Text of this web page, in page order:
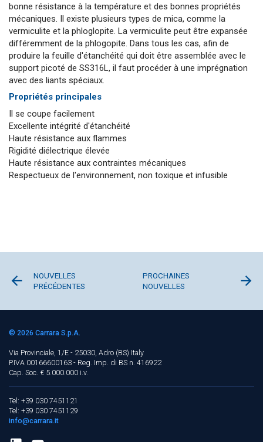
bonne résistance à la température et des bonnes propriétés
mécaniques. Il existe plusieurs types de mica, comme la
vermiculite et la phloglopite. La vermiculite peut être expansée
différemment de la phlogopite. Dans tous les cas, afin de
produire la feuille d'étanchéité qui doit être assemblée avec le
support picoté de SS316L, il faut procéder à une imprégnation
avec des liants spéciaux.
Propriétés principales
Il se coupe facilement
Excellente intégrité d'étanchéité
Haute résistance aux flammes
Rigidité diélectrique élevée
Haute résistance aux contraintes mécaniques
Respectueux de l'environnement, non toxique et infusible
NOUVELLES
PRÉCÉDENTES
PROCHAINES
NOUVELLES
© 2026 Carrara S.p.A.
Via Provinciale, 1/E - 25030, Adro (BS) Italy
P.IVA 00166600163 - Reg. Imp. di BS n. 416922
Cap. Soc. € 5.000.000 i.v.
Tel: +39 030 7451121
Tel: +39 030 7451129
info@carrara.it